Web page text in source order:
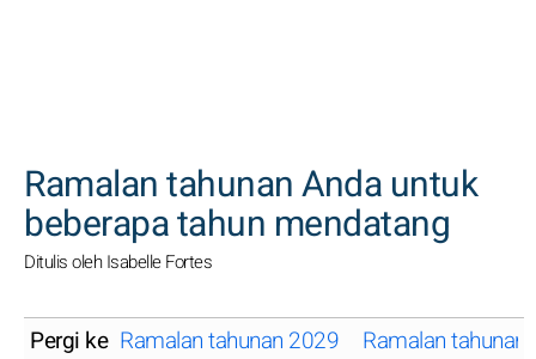
Ramalan tahunan Anda untuk
beberapa tahun mendatang
Ditulis oleh Isabelle Fortes
Pergi ke Ramalan tahunan 2029 Ramalan tahunan